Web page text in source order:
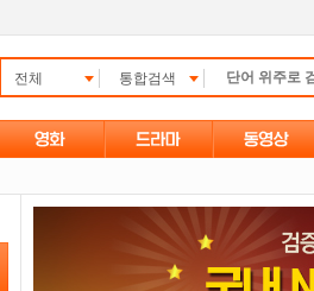
전체 통합검색